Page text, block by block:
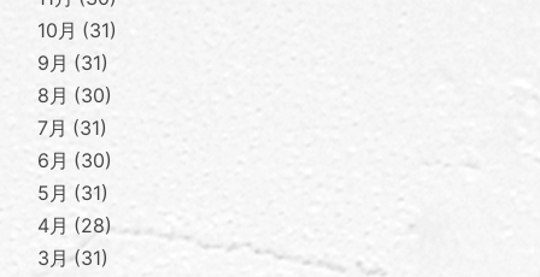
10月
31
9月
31
8月
30
7月
31
6月
30
5月
31
4月
28
3月
31